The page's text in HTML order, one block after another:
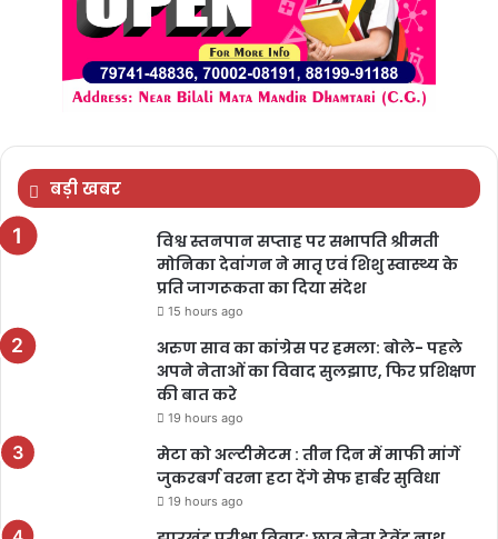
बड़ी खबर
विश्व स्तनपान सप्ताह पर सभापति श्रीमती
मोनिका देवांगन ने मातृ एवं शिशु स्वास्थ्य के
प्रति जागरूकता का दिया संदेश
15 hours ago
अरुण साव का कांग्रेस पर हमला: बोले- पहले
अपने नेताओं का विवाद सुलझाए, फिर प्रशिक्षण
की बात करे
19 hours ago
मेटा को अल्टीमेटम : तीन दिन में माफी मांगें
जुकरबर्ग वरना हटा देंगे सेफ हार्बर सुविधा
19 hours ago